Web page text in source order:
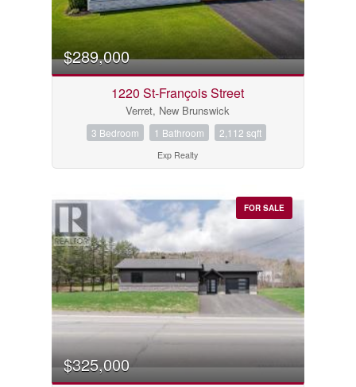
$289,000
1220 St-François Street
Verret, New Brunswick
3 Bedroom 1 Bathroom 2,112 sqft
Exp Realty
FOR SALE
$325,000